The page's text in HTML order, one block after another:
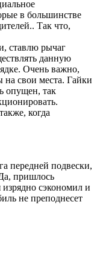
в большинстве
Так что,
ставлю рычаг
данную
Очень важно,
свои места. Гайки
опущен, так
когда
передней подвески,
пришлось
изрядно сэкономил и
не преподнесет